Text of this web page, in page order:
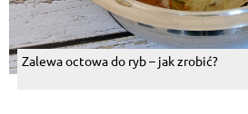
Zalewa octowa do ryb – jak zrobić?